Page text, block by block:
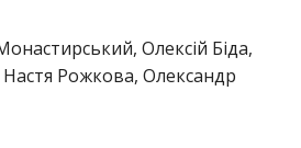
Олексій Біда,
Рожкова, Олександр